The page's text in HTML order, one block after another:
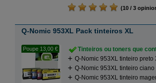
(10 / 3
Q-Nomic 953XL Pack tinteiros XL
Poupe 13,00 €
Tinteiros ou toners que
Q-Nomic 953XL tinteiro preto
Q-Nomic 953XL tinteiro ciano
Q-Nomic 953XL tinteiro